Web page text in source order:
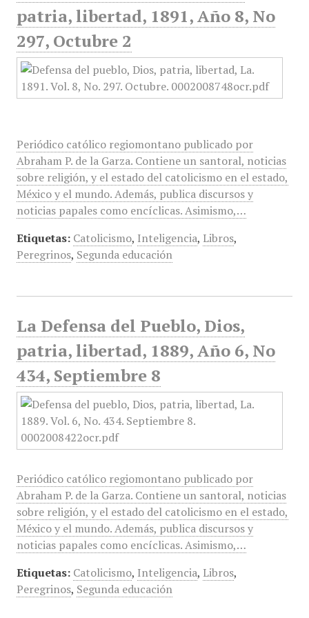
patria, libertad, 1891, Año 8, No
297, Octubre 2
Periódico católico regiomontano publicado por
Abraham P. de la Garza. Contiene un santoral, noticias
sobre religión, y el estado del catolicismo en el estado,
México y el mundo. Además, publica discursos y
noticias papales como encíclicas. Asimismo,…
Etiquetas: Catolicismo, Inteligencia, Libros,
Peregrinos, Segunda educación
La Defensa del Pueblo, Dios,
patria, libertad, 1889, Año 6, No
434, Septiembre 8
Periódico católico regiomontano publicado por
Abraham P. de la Garza. Contiene un santoral, noticias
sobre religión, y el estado del catolicismo en el estado,
México y el mundo. Además, publica discursos y
noticias papales como encíclicas. Asimismo,…
Etiquetas: Catolicismo, Inteligencia, Libros,
Peregrinos, Segunda educación